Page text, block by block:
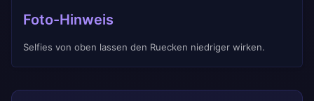
Foto-Hinweis
Selfies von oben lassen den Ruecken niedriger wirken.